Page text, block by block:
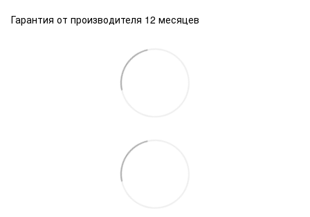
Гарантия от производителя 12 месяцев